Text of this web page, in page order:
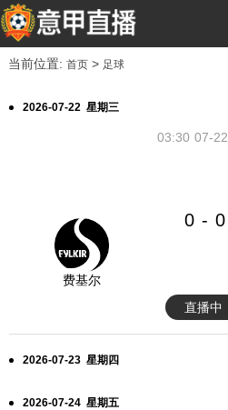
当前位置: 首页> 足球
2026-07-22 星期三
07-22
03:30
费基尔
0 - 0
直播中
2026-07-23 星期四
2026-07-24 星期五